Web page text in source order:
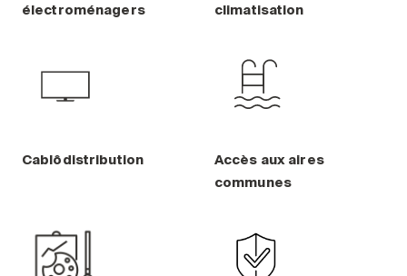
électroménagers
climatisation
Cablôdistribution
Accès aux aires
communes